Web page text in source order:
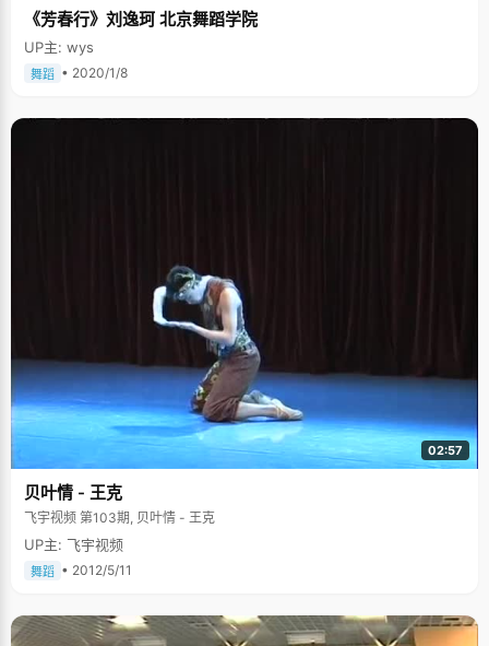
握，而且不需要整天坐在那反复练习。每次学习累了的时候，我就会弹一会
较避讳"智商超常"这个词，她说，在大多数人眼里，智商高意味着某些地方
就有缺陷。随着年龄的增长，从实验班转到了普通班后，尤其是到了大学，
质，比如情商，对事情本质的理解能力等等。刘伦说，在高中这件事情里，
《芳春行》刘逸珂 北京舞蹈学院
UP主: wys
舞蹈 • 2020/1/8
02:57
贝叶情 - 王克
飞宇视频 第103期, 贝叶情 - 王克
UP主: 飞宇视频
舞蹈 • 2012/5/11